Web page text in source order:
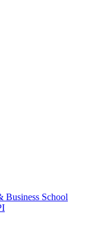
Business School